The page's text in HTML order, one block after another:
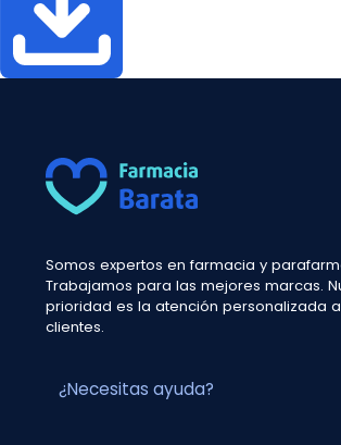
Somos expertos en farmacia y
Trabajamos para las mejores marcas.
prioridad es la atención personalizada
clientes.
¿Necesitas ayuda?